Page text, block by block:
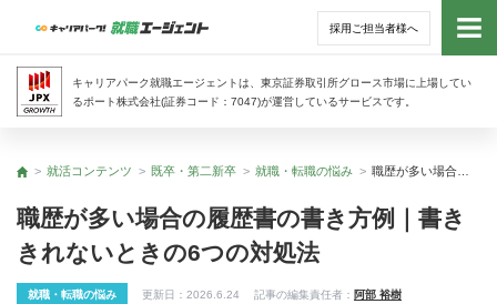
採用ご担当者様へ
キャリアパーク就職エージェントは、東京証券取引所グロース市場に上場してい
るポート株式会社(証券コード：7047)が運営しているサービスです。
トッ
トップ
就活コンテンツ 既卒・第二新卒 就職・転職の悩み
職歴が多い場合の履歴書の書き方例｜書き
きれないときの6つの対処法
就職・転職の悩み 更新日： 2026.6.24 記事の編集責任者： 阿部 裕樹